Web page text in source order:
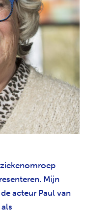
Mijn
acteur Paul van